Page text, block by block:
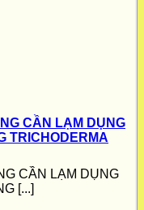
CẦN LẠM DỤNG
TRICHODERMA
CẦN LẠM DỤNG
[...]